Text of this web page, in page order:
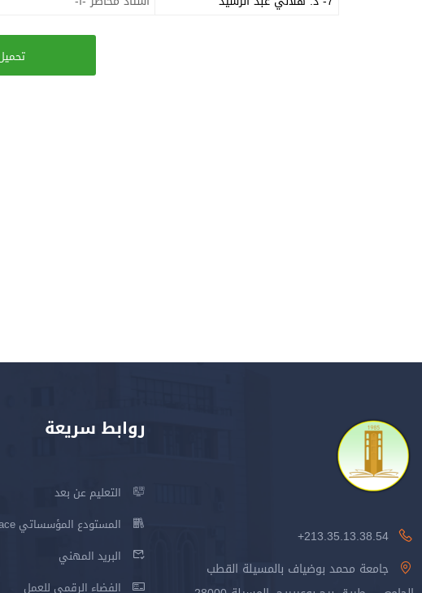
213.35.13.38.54+
جامعة محمد بوضياف بالمسيلة القطب
روابط سريعة
التعليم عن بعد
المستودع المؤسساتي DSpace
البريد المهني
الفضاء الرقمي للعمل